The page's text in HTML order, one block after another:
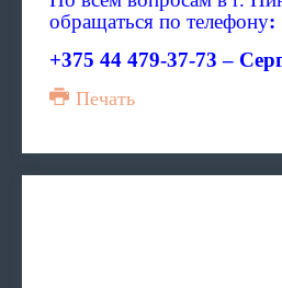
обращаться по телефону:
+375 44 479-37-73 –
Печать